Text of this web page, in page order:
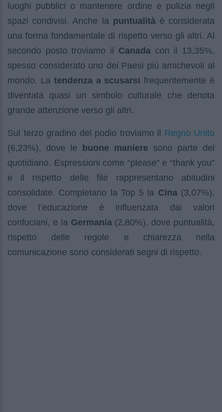
luoghi pubblici o mantenere ordine e pulizia negli
spazi condivisi. Anche la puntualitàè considerata
una forma fondamentale di rispetto verso gli altri. Al
secondo posto troviamo il Canadacon il 13,35%,
spesso considerato uno dei Paesi più amichevoli al
mondo. La tendenza a scusarsi frequentemente è
diventata quasi un simbolo culturale che denota
grande attenzione verso gli altri.
Sul terzo gradino del podio troviamo il Regno Unito
(6,23%), dove le buone maniere sono parte del
quotidiano. Espressioni come “please” e “thank you”
e il rispetto delle file rappresentano abitudini
consolidate. Completano la Top 5 la Cina(3,07%),
dove l’educazione è influenzata dai valori
confuciani, e la Germania(2,80%), dove puntualità,
rispetto delle regole e chiarezza nella
comunicazione sono considerati segni di rispetto.